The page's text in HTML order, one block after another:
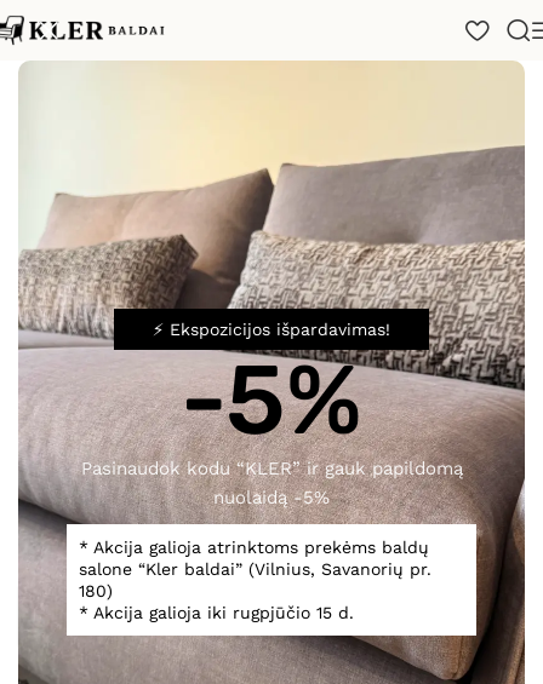
⚡ Ekspozicijos išpardavimas!
-5%
Pasinaudok kodu “KLER” ir gauk papildomą
nuolaidą -5%
* Akcija galioja atrinktoms prekėms baldų
salone “Kler baldai” (Vilnius, Savanorių pr.
180)
* Akcija galioja iki rugpjūčio 15 d.
Spustelėkite, norėdami padidinti
Virtuvė Structura 403
Teirautis